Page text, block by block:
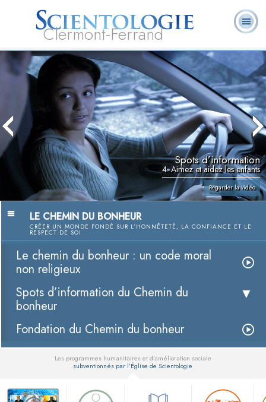
Clermont-Ferrand
L. Ron Hubbard
Qu’est-ce que la
Scientologie ?
Ministres
volontaires
Foire aux
questions
Spots d’information
4. Aimez et aidez les enfants
Regarder la vidéo
LE CHEMIN DU BONHEUR
CRÉER UN MONDE FONDÉ SUR L’HONNÊTETÉ, LA CONFIANCE ET LE
RESPECT DE SOI
Le chemin du bonheur : un code moral
non religieux
Spots d’information du Chemin du
bonheur
Fondation du Chemin du bonheur
Les programmes humanitaires et d’amélioration sociale
subventionnés par l’Église de Scientologie